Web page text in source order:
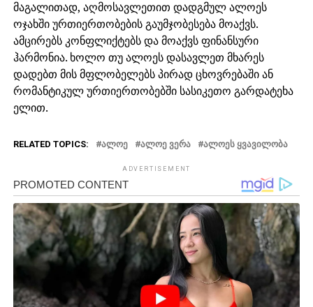
მაგალითად, აღმოსავლეთით დადგმულ ალოეს
ოჯახში ურთიერთობების გაუმჯობესება მოაქვს.
ამცირებს კონფლიქტებს და მოაქვს ფინანსური
ჰარმონია. ხოლო თუ ალოეს დასავლეთ მხარეს
დადებთ მის მფლობელებს პირად ცხოვრებაში ან
რომანტიკულ ურთიერთობებში სასიკეთო გარდატეხა
ელით.
RELATED TOPICS: ᲐᲚᲝᲔ ᲐᲚᲝᲔ ᲕᲔᲠᲐ ᲐᲚᲝᲔᲡ ᲧᲕᲐᲕᲘᲚᲝᲑᲐ
ADVERTISEMENT